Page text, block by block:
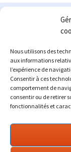
Nous utilisons des
aux informations
l’expérience de
Consentir à ces
comportement de
consentir ou de retirer
fonctionnalités et
Le site en
:
nombreuses
internet à partir
succès. Fin 2013,
avec mon propre
Me contacter :